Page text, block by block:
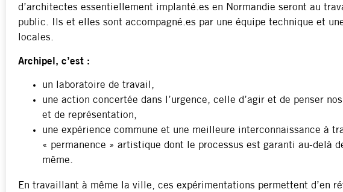
d’architectes essentiellement implanté.es en Normandie seront au
public. Ils et elles sont accompagné.es par une équipe technique et
locales.
Archipel, c’est :
un laboratoire de travail,
une action concertée dans l’urgence, celle d’agir et de penser
et de représentation,
une expérience commune et une meilleure interconnaissance à
« permanence » artistique dont le processus est garanti au-delà
même.
En travaillant à même la ville, ces expérimentations permettent d’en